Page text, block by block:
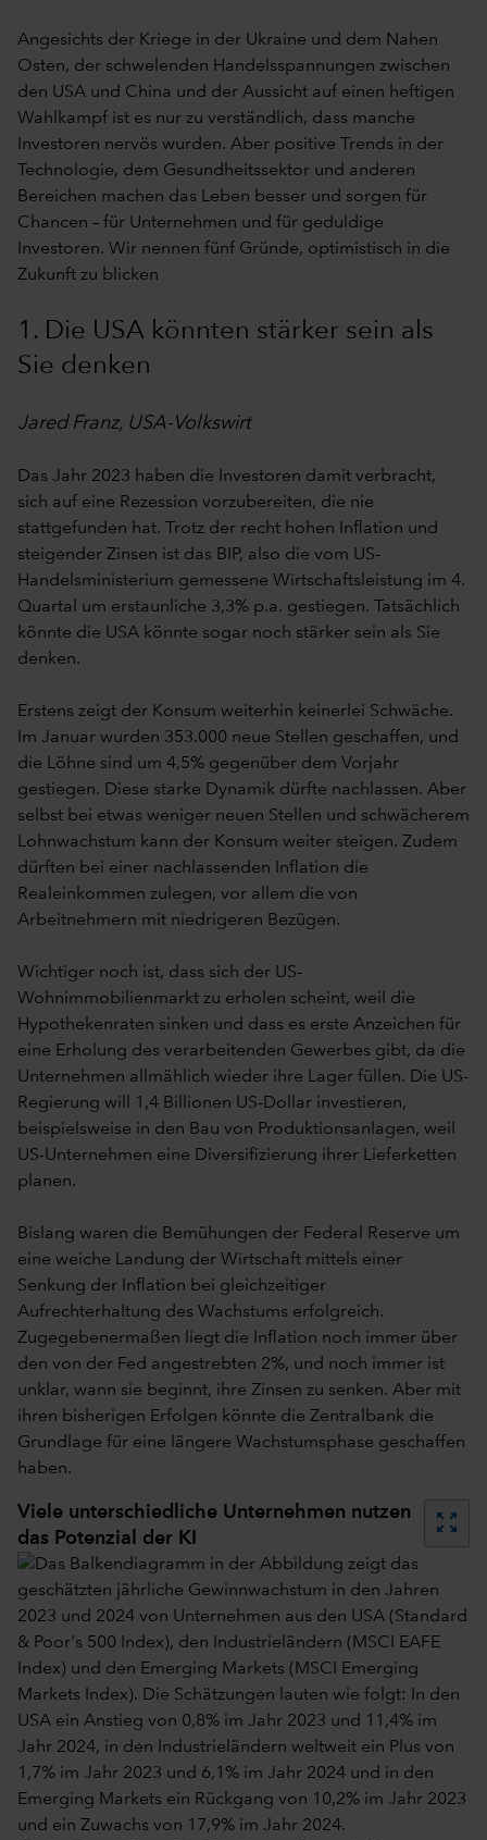
Angesichts der Kriege in der Ukraine und dem Nahen
Osten, der schwelenden Handelsspannungen zwischen
den USA und China und der Aussicht auf einen heftigen
Wahlkampf ist es nur zu verständlich, dass manche
Investoren nervös wurden. Aber positive Trends in der
Technologie, dem Gesundheitssektor und anderen
Bereichen machen das Leben besser und sorgen für
Chancen – für Unternehmen und für geduldige
Investoren. Wir nennen fünf Gründe, optimistisch in die
Zukunft zu blicken
1. Die USA könnten stärker sein als
Sie denken
Jared Franz, USA-Volkswirt
Das Jahr 2023 haben die Investoren damit verbracht,
sich auf eine Rezession vorzubereiten, die nie
stattgefunden hat. Trotz der recht hohen Inflation und
steigender Zinsen ist das BIP, also die vom US-
Handelsministerium gemessene Wirtschaftsleistung im 4.
Quartal um erstaunliche 3,3% p.a. gestiegen. Tatsächlich
könnte die USA könnte sogar noch stärker sein als Sie
denken.
Erstens zeigt der Konsum weiterhin keinerlei Schwäche.
Im Januar wurden 353.000 neue Stellen geschaffen, und
die Löhne sind um 4,5% gegenüber dem Vorjahr
gestiegen. Diese starke Dynamik dürfte nachlassen. Aber
selbst bei etwas weniger neuen Stellen und schwächerem
Lohnwachstum kann der Konsum weiter steigen. Zudem
dürften bei einer nachlassenden Inflation die
Realeinkommen zulegen, vor allem die von
Arbeitnehmern mit niedrigeren Bezügen.
Wichtiger noch ist, dass sich der US-
Wohnimmobilienmarkt zu erholen scheint, weil die
Hypothekenraten sinken und dass es erste Anzeichen für
eine Erholung des verarbeitenden Gewerbes gibt, da die
Unternehmen allmählich wieder ihre Lager füllen. Die US-
Regierung will 1,4 Billionen US-Dollar investieren,
beispielsweise in den Bau von Produktionsanlagen, weil
US-Unternehmen eine Diversifizierung ihrer Lieferketten
planen.
Bislang waren die Bemühungen der Federal Reserve um
eine weiche Landung der Wirtschaft mittels einer
Senkung der Inflation bei gleichzeitiger
Aufrechterhaltung des Wachstums erfolgreich.
Zugegebenermaßen liegt die Inflation noch immer über
den von der Fed angestrebten 2%, und noch immer ist
unklar, wann sie beginnt, ihre Zinsen zu senken. Aber mit
ihren bisherigen Erfolgen könnte die Zentralbank die
Grundlage für eine längere Wachstumsphase geschaffen
haben.
Viele unterschiedliche Unternehmen nutzen
das Potenzial der KI
zoom_out_map